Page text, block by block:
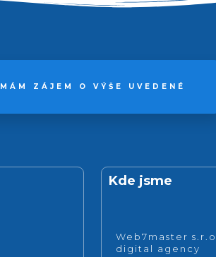
MÁM ZÁJEM O VÝŠE UVEDENÉ
Kde jsme
Web7master s.r.o.
digital agency